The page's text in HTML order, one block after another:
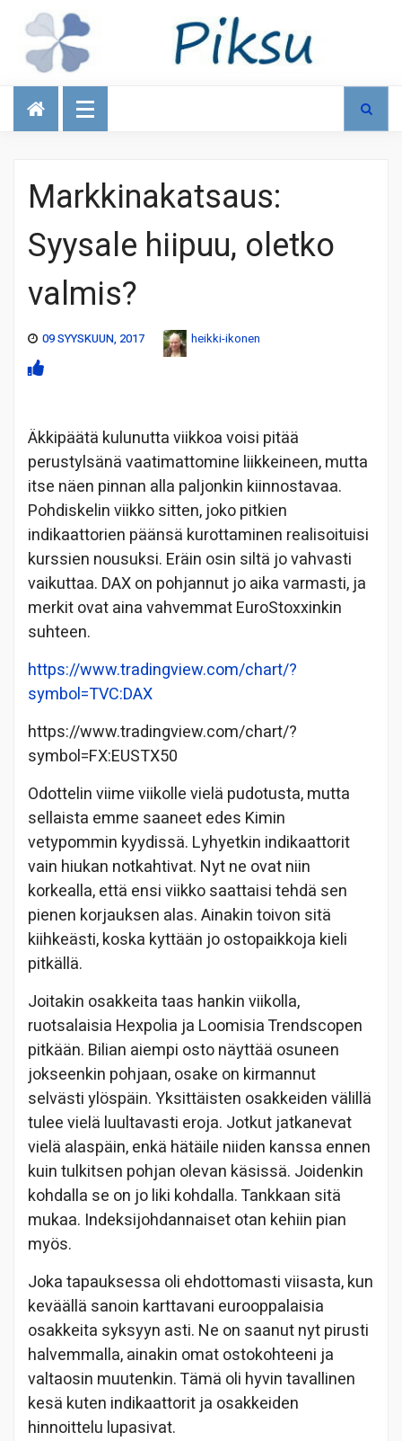
Talous
Markkinakatsaus:
Syysale hiipuu, oletko
valmis?
09 SYYSKUUN, 2017 heikki-ikonen
Äkkipäätä kulunutta viikkoa voisi pitää
perustylsänä vaatimattomine liikkeineen, mutta
itse näen pinnan alla paljonkin kiinnostavaa.
Pohdiskelin viikko sitten, joko pitkien
indikaattorien päänsä kurottaminen realisoituisi
kurssien nousuksi. Eräin osin siltä jo vahvasti
vaikuttaa. DAX on pohjannut jo aika varmasti, ja
merkit ovat aina vahvemmat EuroStoxxinkin
suhteen.
https://www.tradingview.com/chart/?
symbol=TVC:DAX
https://www.tradingview.com/chart/?
symbol=FX:EUSTX50
Odottelin viime viikolle vielä pudotusta, mutta
sellaista emme saaneet edes Kimin
vetypommin kyydissä. Lyhyetkin indikaattorit
vain hiukan notkahtivat. Nyt ne ovat niin
korkealla, että ensi viikko saattaisi tehdä sen
pienen korjauksen alas. Ainakin toivon sitä
kiihkeästi, koska kyttään jo ostopaikkoja kieli
pitkällä.
Joitakin osakkeita taas hankin viikolla,
ruotsalaisia Hexpolia ja Loomisia Trendscopen
pitkään. Bilian aiempi osto näyttää osuneen
jokseenkin pohjaan, osake on kirmannut
selvästi ylöspäin. Yksittäisten osakkeiden välillä
tulee vielä luultavasti eroja. Jotkut jatkanevat
vielä alaspäin, enkä hätäile niiden kanssa ennen
kuin tulkitsen pohjan olevan käsissä. Joidenkin
kohdalla se on jo liki kohdalla. Tankkaan sitä
mukaa. Indeksijohdannaiset otan kehiin pian
myös.
Joka tapauksessa oli ehdottomasti viisasta, kun
keväällä sanoin karttavani eurooppalaisia
osakkeita syksyyn asti. Ne on saanut nyt pirusti
halvemmalla, ainakin omat ostokohteeni ja
valtaosin muutenkin. Tämä oli hyvin tavallinen
kesä kuten indikaattorit ja osakkeiden
hinnoittelu lupasivat.